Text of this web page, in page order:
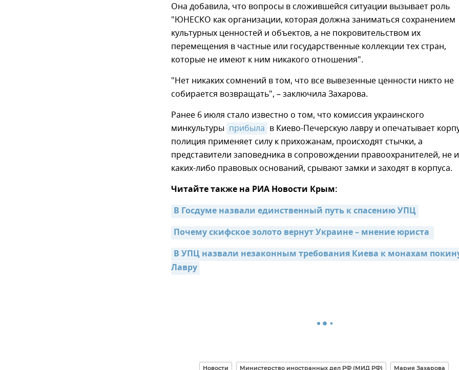
Она добавила, что вопросы в сложившейся ситуации вызывает роль
"ЮНЕСКО как организации, которая должна заниматься сохранением
культурных ценностей и объектов, а не покровительством их
перемещения в частные или государственные коллекции тех стран,
которые не имеют к ним никакого отношения".
"Нет никаких сомнений в том, что все вывезенные ценности никто не
собирается возвращать", – заключила Захарова.
Ранее 6 июля стало известно о том, что комиссия украинского
минкультуры прибыла в Киево-Печерскую лавру и опечатывает
полиция применяет силу к прихожанам, происходят стычки, а
представители заповедника в сопровождении правоохранителей, не
каких-либо правовых оснований, срывают замки и заходят в корпуса.
Читайте также на РИА Новости Крым:
В Госдуме назвали единственный путь к спасению УПЦ
Почему скифское золото вернут Украине – мнение юриста
В УПЦ назвали незаконным требования Киева к монахам
Лавру
Новости Министерство иностранных дел РФ (МИД РФ) Мария Захарова